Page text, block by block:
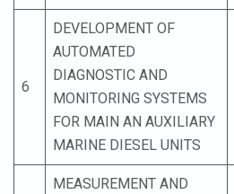
6
DEVELOPMENT OF
AUTOMATED
DIAGNOSTIC AND
MONITORING SYSTEMS
FOR MAIN AN AUXILIARY
MARINE DIESEL UNITS
MEASUREMENT AND